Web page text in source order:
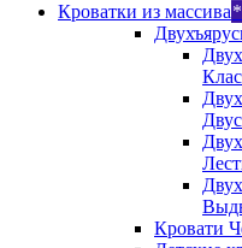
Кроватки из массива
Кровати